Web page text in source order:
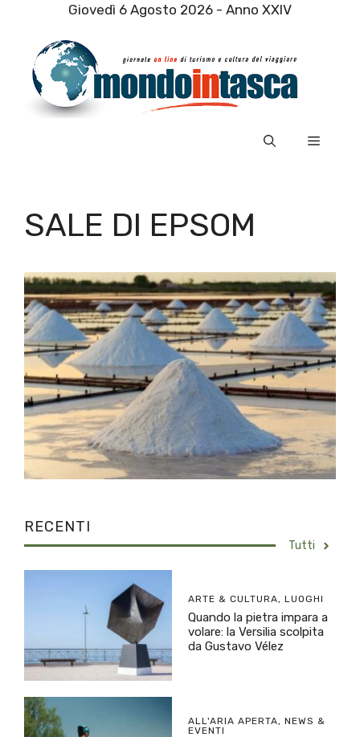
contenuto
Giovedì 6 Agosto 2026 - Anno XXIV
Menu
SALE DI EPSOM
RECENTI
Tutti
ARTE & CULTURA, LUOGHI
Quando la pietra impara a
volare: la Versilia scolpita
da Gustavo Vélez
ALL'ARIA APERTA, NEWS &
EVENTI